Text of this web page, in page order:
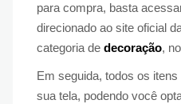
para compra, basta
direcionado ao site oficial
categoria de decoração,
Em seguida, todos os
sua tela, podendo você